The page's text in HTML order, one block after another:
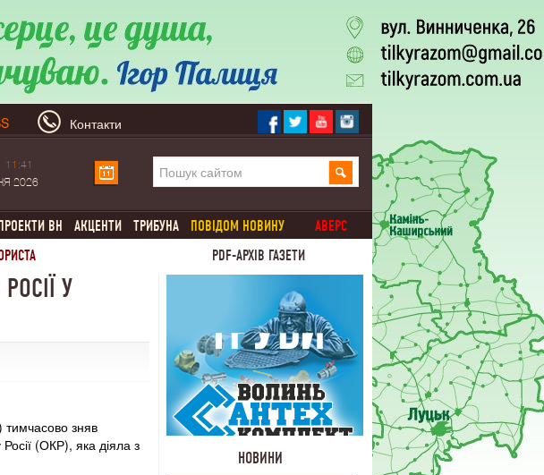
Контакти
11:41
2026
ВН АКЦЕНТИ ТРИБУНА ПОВІДОМ НОВИНУ
АВЕРС
PDF-АРХІВ ГАЗЕТИ
У
тимчасово зняв
Росії (ОКР), яка діяла з
НОВИНИ